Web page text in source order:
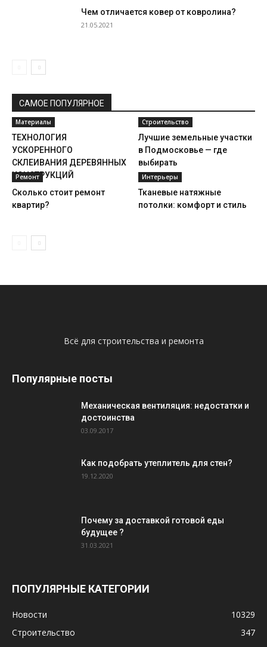
Чем отличается ковер от ковролина?
21.05.2021
САМОЕ ПОПУЛЯРНОЕ
Материалы
ТЕХНОЛОГИЯ
УСКОРЕННОГО
СКЛЕИВАНИЯ ДЕРЕВЯННЫХ
КОНСТРУКЦИЙ
Строительство
Лучшие земельные участки
в Подмосковье — где
выбирать
Ремонт
Сколько стоит ремонт
квартир?
Интерьеры
Тканевые натяжные
потолки: комфорт и стиль
Всё для строительства и ремонта
Популярные посты
Механическая вентиляция: недостатки и
достоинства
03.09.2017
Как подобрать утеплитель для стен?
19.12.2020
Почему за доставкой готовой еды
будущее ?
31.03.2021
ПОПУЛЯРНЫЕ КАТЕГОРИИ
Новости
10329
Строительство
347